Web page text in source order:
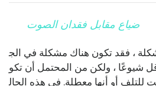
ضياع مقابل فقدان الصوت
، فقد تكون هناك مشكلة في الج
شيوعًا ، ولكن من المحتمل أن تكو
أو أنها معطلة. في هذه الحال